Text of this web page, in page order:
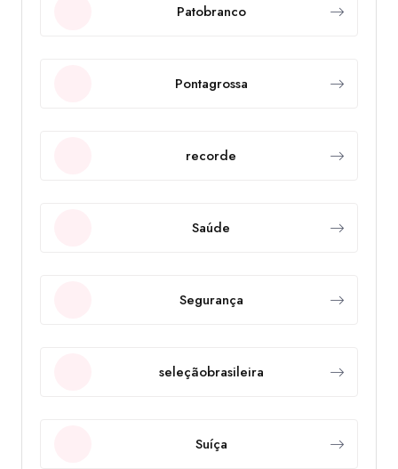
Patobranco
Pontagrossa
recorde
Saúde
Segurança
seleçãobrasileira
Suíça